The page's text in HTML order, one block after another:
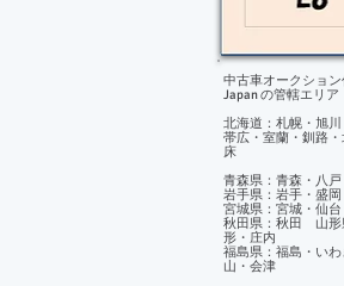
中古車オークション
Japan の管轄エリア
北海道：札幌・旭川
帯広・室蘭・釧路・
床
青森県：青森・八
岩手県：岩手・盛
宮城県：宮城・仙
秋田県：秋田 山形
形・庄内
福島県：福島・い
山・会津